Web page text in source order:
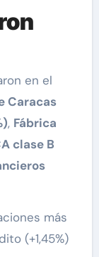
en el
Caracas
, Fábrica
clase B
más
(+1,45%)